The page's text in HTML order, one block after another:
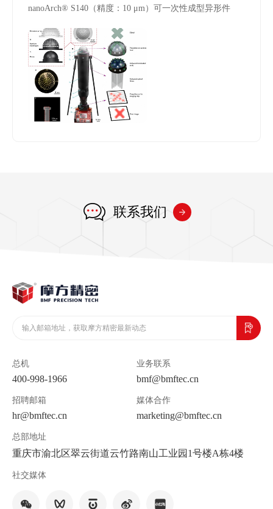
nanoArch® S140（精度：10 μm）可一次性成型异形件
联系我们
总机
400-998-1966
业务联系
bmf@bmftec.cn
招聘邮箱
hr@bmftec.cn
媒体合作
marketing@bmftec.cn
总部地址
重庆市渝北区翠云街道云竹路南山工业园1号楼A栋4楼
社交媒体